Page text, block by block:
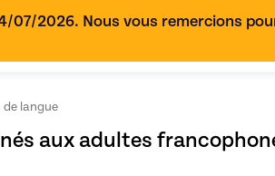
07/2026. Nous vous remercions
langue
aux adultes